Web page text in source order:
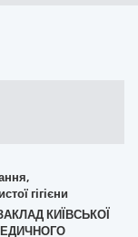
гігієни
КИЇВСЬКОЇ